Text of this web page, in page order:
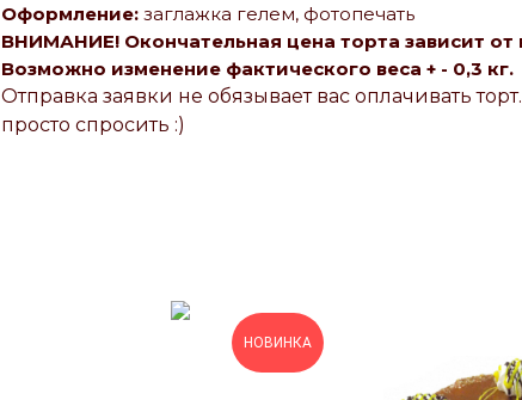
Оформление: заглажка гелем, фотопечать
ВНИМАНИЕ! Окончательная цена торта зависит от
Возможно изменение фактического веса + - 0,3 кг.
Отправка заявки не обязывает вас оплачивать
просто спросить :)
НОВИНКА